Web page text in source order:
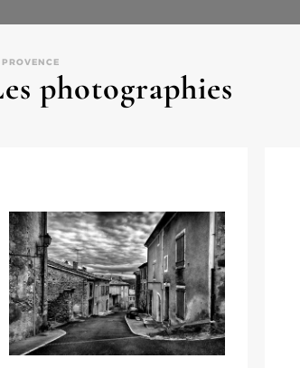
PROVENCE
photographies